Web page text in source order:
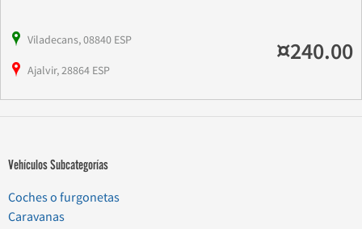
Viladecans, 08840 ESP
Ajalvir, 28864 ESP
¤240.00
Vehículos Subcategorías
Coches o furgonetas
Caravanas